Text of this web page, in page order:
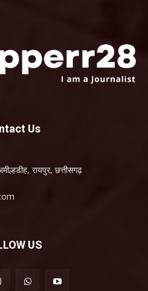
Us
रायपुर, छत्तीसगढ़
US